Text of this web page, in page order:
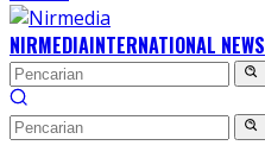
NIRMEDIAINTERNATIONAL NEWS